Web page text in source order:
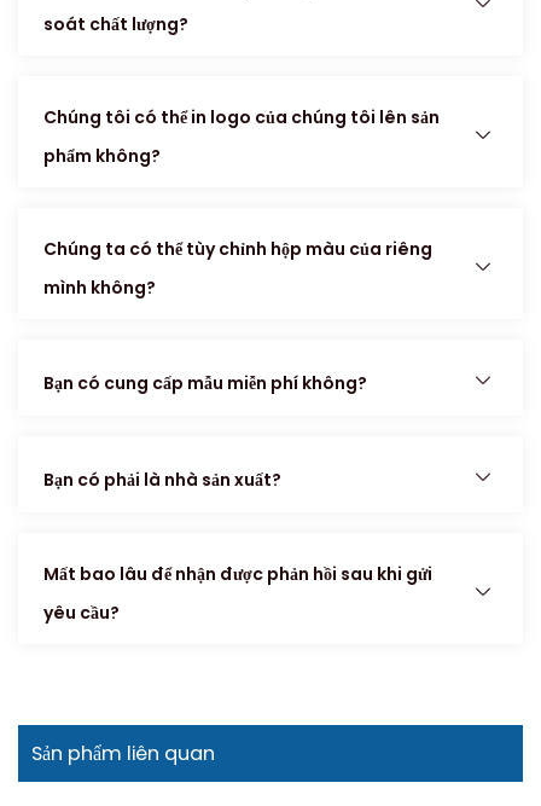
soát chất lượng?
Chúng tôi có thể in logo của chúng tôi lên sản
phẩm không?
Chúng ta có thể tùy chỉnh hộp màu của riêng
mình không?
Bạn có cung cấp mẫu miễn phí không?
Bạn có phải là nhà sản xuất?
Mất bao lâu để nhận được phản hồi sau khi gửi
yêu cầu?
Sản phẩm liên quan